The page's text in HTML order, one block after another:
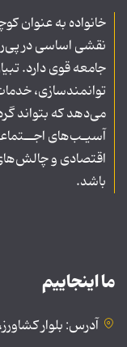
خانواده به عنوان
نقشی اساسی در
جامعه قوی دارد.
توانمندسازی،
می‌دهد که بتواند
آسیـب‌های
اقتصادی و
باشد.
ما اینجاییم
آدرس: بلوار